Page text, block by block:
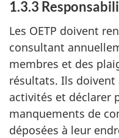
1.3.3
Les OETP doivent
consultant
membres et des
résultats. Ils doivent
activités et déclarer
manquements de
déposées à leur